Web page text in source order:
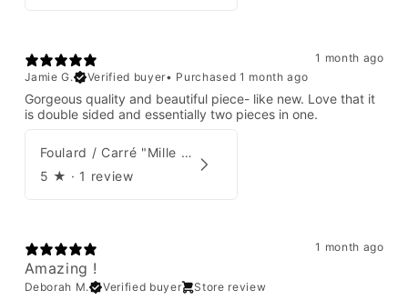
1 month ago
Jamie G.
Verified buyer• Purchased 1 month ago
Gorgeous quality and beautiful piece- like new. Love that it
is double sided and essentially two pieces in one.
Foulard / Carré "Mille Feuilles de Soie" Hermès par Natsuno Hidaka
5 ★ · 1 review
1 month ago
Amazing !
Deborah M. Verified buyer Store review